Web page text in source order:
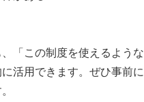
「この制度を使えるような
活用できます。ぜひ事前に